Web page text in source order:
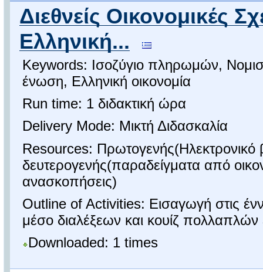
Διεθνείς Οικονομικές
Ελληνική...
Keywords: Ισοζύγιο πληρωμών,
ένωση, Ελληνική οικονομία
Run time: 1 διδακτική ώρα
Delivery Mode: Μικτή Διδασκαλία
Resources: Πρωτογενής(Ηλεκτρονικό
δευτερογενής(παραδείγματα από
ανασκοπήσεις)
Outline of Activities: Εισαγωγή στις
μέσο διαλέξεων και κουίζ
Downloaded: 1 times